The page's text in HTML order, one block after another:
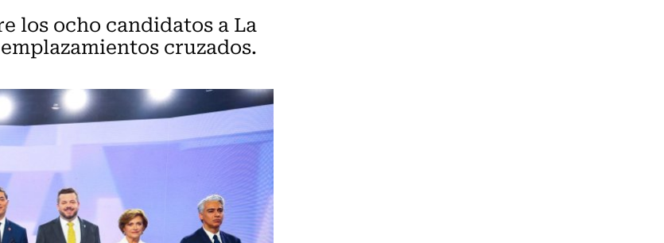
los ocho candidatos a La
cruzados.